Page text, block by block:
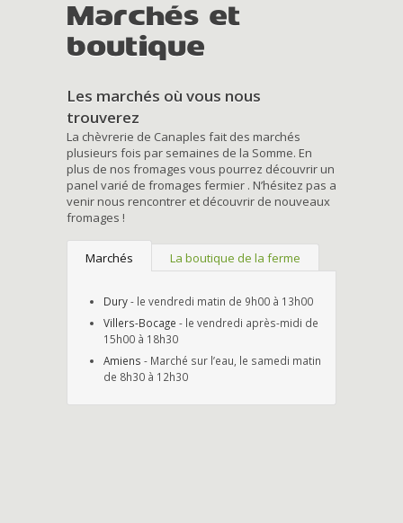
Marchés et
boutique
Les marchés où vous nous
trouverez
La chèvrerie de Canaples fait des marchés
plusieurs fois par semaines de la Somme. En
plus de nos fromages vous pourrez découvrir un
panel varié de fromages fermier . N’hésitez pas a
venir nous rencontrer et découvrir de nouveaux
fromages !
Marchés La boutique de la ferme
Dury- le vendredi matin de 9h00 à 13h00
Villers-Bocage - le vendredi après-midi de
15h00 à 18h30
Amiens - Marché sur l’eau, le samedi matin
de 8h30 à 12h30